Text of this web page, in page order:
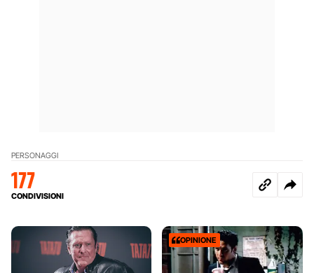
PERSONAGGI
177
CONDIVISIONI
OPINIONE